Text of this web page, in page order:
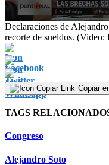
0
seconds
of
1
minute,
32
seconds
Declaraciones de
recorte de sueldos. (Video:
Copiar
TAGS
Congreso
Alejandro Soto